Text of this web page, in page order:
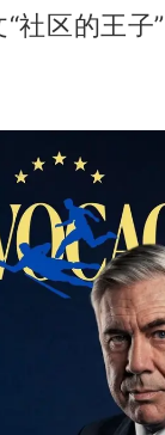
社区的王子